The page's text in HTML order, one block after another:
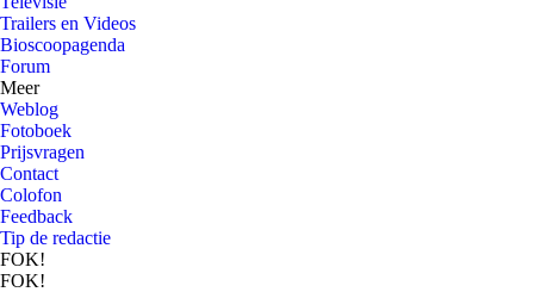
Trailers en Videos
Bioscoopagenda
Forum
Meer
Weblog
Fotoboek
Prijsvragen
Contact
Colofon
Feedback
Tip de redactie
FOK!
FOK!